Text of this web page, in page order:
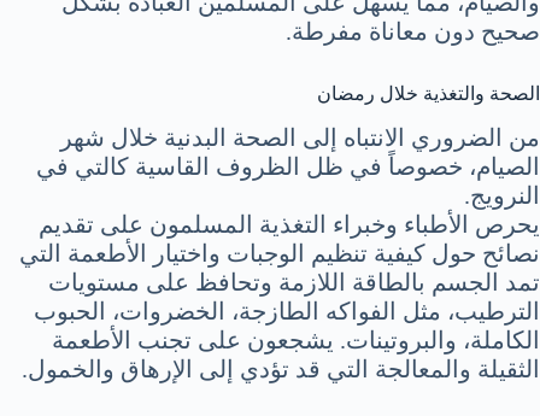
صحيح دون معاناة مفرطة.
الصحة والتغذية خلال رمضان
من الضروري الانتباه إلى الصحة البدنية خلال شهر
الصيام، خصوصاً في ظل الظروف القاسية كالتي في
النرويج.
يحرص الأطباء وخبراء التغذية المسلمون على تقديم
نصائح حول كيفية تنظيم الوجبات واختيار الأطعمة التي
تمد الجسم بالطاقة اللازمة وتحافظ على مستويات
الترطيب، مثل الفواكه الطازجة، الخضروات، الحبوب
الكاملة، والبروتينات. يشجعون على تجنب الأطعمة
الثقيلة والمعالجة التي قد تؤدي إلى الإرهاق والخمول.